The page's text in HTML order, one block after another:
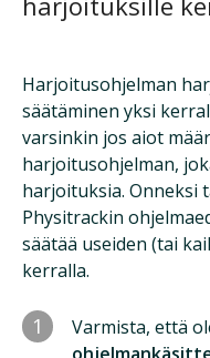
Harjoitusohjelman
säätäminen yksi
varsinkin jos aiot
harjoitusohjelman,
harjoituksia. Onneksi
Physitrackin
säätää useiden (tai
kerralla.
1
Varmista, että